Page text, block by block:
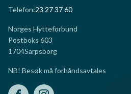
Telefon:23 27 37 60
Norges Hytteforbund
Postboks 603
1704Sarpsborg
NB! Besøk må forhåndsavtales